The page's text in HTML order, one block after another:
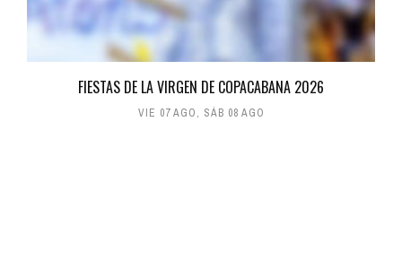
FIESTAS DE LA VIRGEN DE COPACABANA 2026
VIE 07 AGO, SÁB 08 AGO